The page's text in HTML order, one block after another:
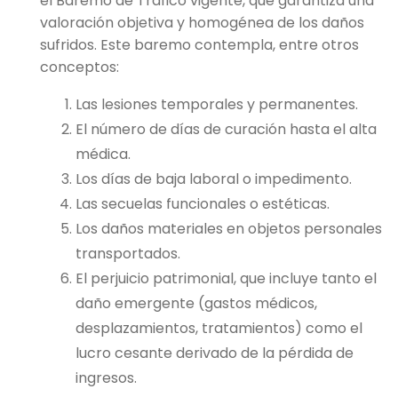
valoración objetiva y homogénea de los daños
sufridos. Este baremo contempla, entre otros
conceptos:
Las lesiones temporales y permanentes.
El número de días de curación hasta el alta
médica.
Los días de baja laboral o impedimento.
Las secuelas funcionales o estéticas.
Los daños materiales en objetos personales
transportados.
El perjuicio patrimonial, que incluye tanto el
daño emergente (gastos médicos,
desplazamientos, tratamientos) como el
lucro cesante derivado de la pérdida de
ingresos.